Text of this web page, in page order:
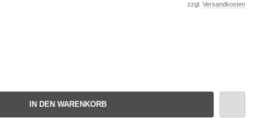
zzgl. Versandkosten
IN DEN WARENKORB